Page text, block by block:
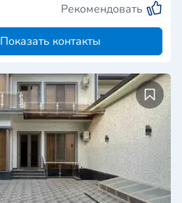
Рекомендовать
Показать контакты